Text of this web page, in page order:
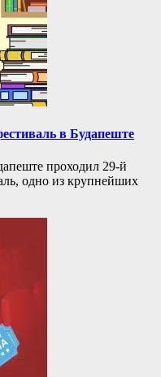
в Будапеште
проходил 29-й
одно из крупнейших